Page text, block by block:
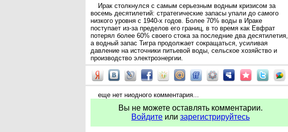
Ирак столкнулся с самым серьезным водным кризисом за
восемь десятилетий: стратегические запасы упали до самого
низкого уровня с 1940-х годов. Более 70% воды в Ираке
поступает из-за пределов его границ, в то время как Евфрат
потерял более 60% своего стока за последние два десятилетия,
а водный запас Тигра продолжает сокращаться, усиливая
давление на источники питьевой воды, сельское хозяйство и
производство электроэнергии.
еще нет ниодного комментария...
Вы не можете оставлять комментарии.
Войдите или зарегистрируйтесь